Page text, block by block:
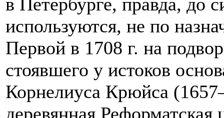
используются, не по
Первой в 1708 г. на
стоявшего у истоков
Корнелиуса Крюйса
деревянная Реформатская